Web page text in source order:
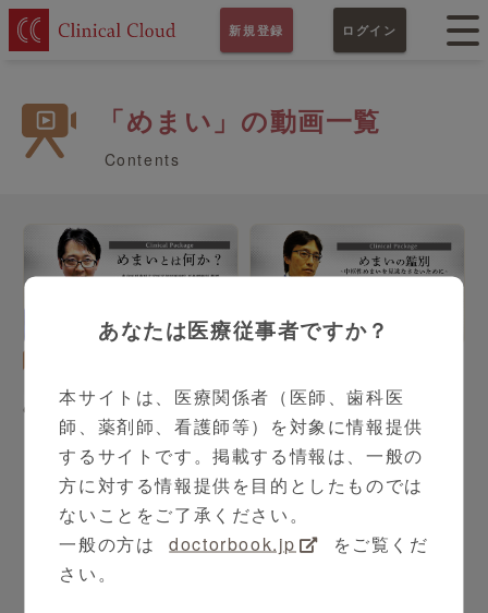
新規登録 ログイン
「めまい」の動画一覧
Contents
めまいとは何か？
めまいの鑑別 -中枢性めま
いを見逃さないために-
あなたは医療従事者ですか？
本サイトは、医療関係者（医師、歯科医
師、薬剤師、看護師等）を対象に情報提供
するサイトです。掲載する情報は、一般の
方に対する情報提供を目的としたものでは
ないことをご了承ください。
一般の方は
doctorbook.jp
をご覧くだ
さい。